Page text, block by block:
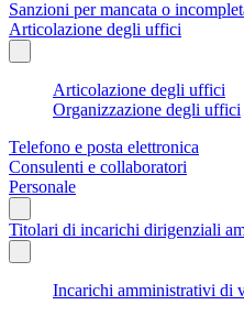
Sanzioni per mancata o
Articolazione degli uffici
Articolazione degli uffici
Organizzazione degli uffici
Telefono e posta elettronica
Consulenti e collaboratori
Personale
Titolari di incarichi dirigenziali
Incarichi amministrativi di